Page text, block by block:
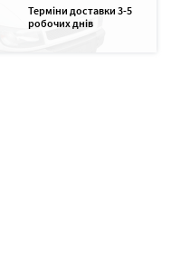
Терміни доставки 3-5
робочих днів